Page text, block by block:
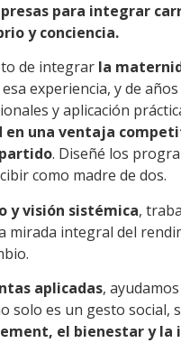
para integrar
y conciencia.
de integrar la
esa experiencia, y de
y aplicación
una ventaja
. Diseñé los
como madre de dos.
y visión sistémica,
mirada integral del
aplicadas,
solo es un gesto social,
el bienestar y la